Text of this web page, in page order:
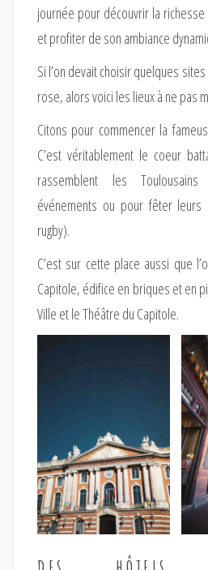
journée pour découvrir la
et profiter de son ambiance
Si l’on devait choisir quelques
rose, alors voici les lieux à ne pas
Citons pour commencer la
C’est véritablement le coeur
rassemblent les
événements ou pour fêter leurs
rugby).
C’est sur cette place aussi que
Capitole, édifice en briques et en
Ville et le Théâtre du Capitole.